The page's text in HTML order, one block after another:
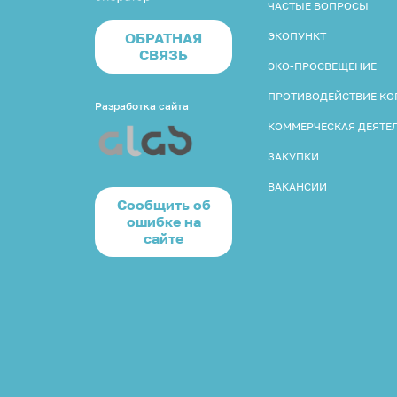
ОБРАТНАЯ
СВЯЗЬ
Разработка сайта
Cообщить об
ошибке на
сайте
ЧАСТЫЕ ВОПРОСЫ
ЭКОПУНКТ
ЭКО-ПРОСВЕЩЕНИЕ
ПРОТИВОДЕЙСТВИЕ
КОММЕРЧЕСКАЯ
ЗАКУПКИ
ВАКАНСИИ